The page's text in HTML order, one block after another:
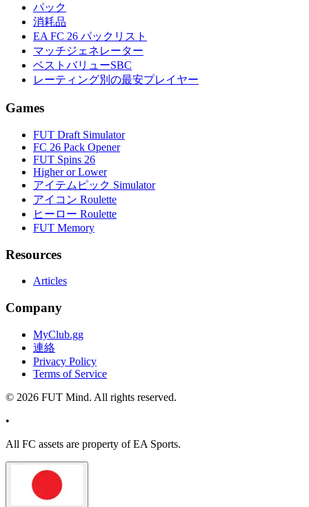
パック
消耗品
EA FC 26 パックリスト
マッチジェネレーター
ベストバリューSBC
レーティング別の最安プレイヤー
Games
FUT Draft Simulator
FC 26 Pack Opener
FUT Spins 26
Higher or Lower
アイテムピック Simulator
アイコン Roulette
ヒーロー Roulette
FUT Memory
Resources
Articles
Company
MyClub.gg
連絡
Privacy Policy
Terms of Service
© 2026 FUT Mind. All rights reserved.
•
All FC assets are property of EA Sports.